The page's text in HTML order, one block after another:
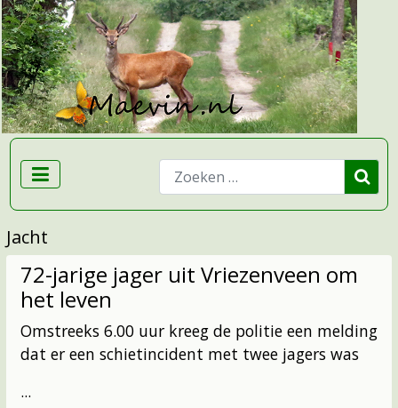
Zoeken
Jacht
72-jarige jager uit Vriezenveen om
het leven
Omstreeks 6.00 uur kreeg de politie een melding
dat er een schietincident met twee jagers was
...